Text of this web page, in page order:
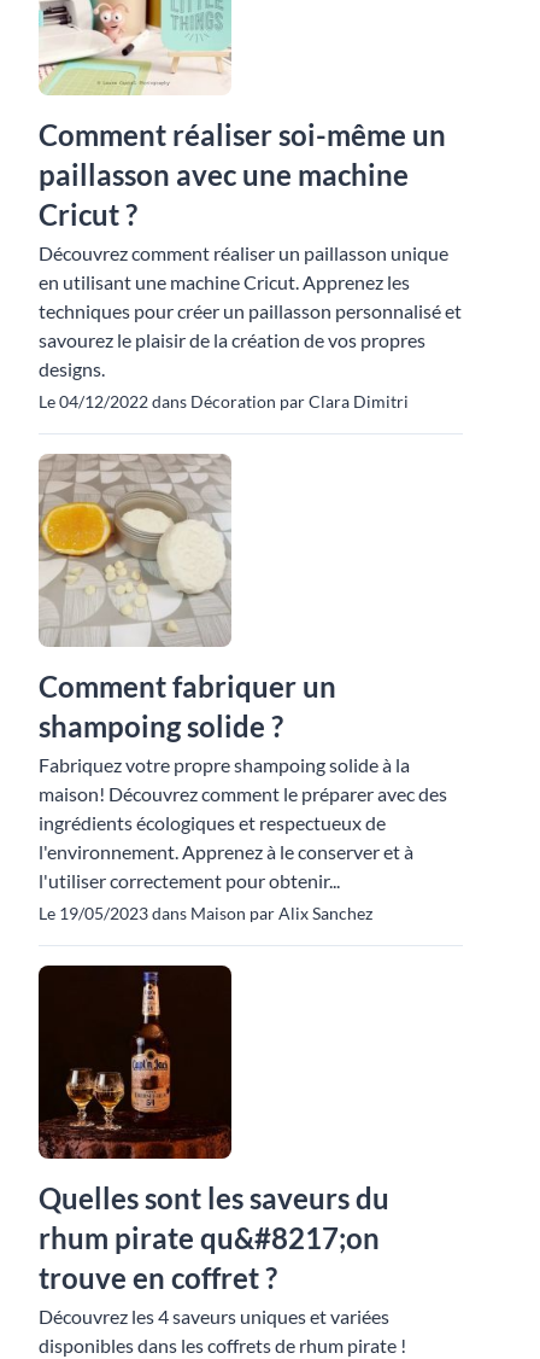
Comment réaliser soi-même un
paillasson avec une machine
Cricut ?
Découvrez comment réaliser un paillasson unique
en utilisant une machine Cricut. Apprenez les
techniques pour créer un paillasson personnalisé et
savourez le plaisir de la création de vos propres
designs.
Le 04/12/2022 dans Décoration par Clara Dimitri
Comment fabriquer un
shampoing solide ?
Fabriquez votre propre shampoing solide à la
maison! Découvrez comment le préparer avec des
ingrédients écologiques et respectueux de
l'environnement. Apprenez à le conserver et à
l'utiliser correctement pour obtenir...
Le 19/05/2023 dans Maison par Alix Sanchez
Quelles sont les saveurs du
rhum pirate qu&#8217;on
trouve en coffret ?
Découvrez les 4 saveurs uniques et variées
disponibles dans les coffrets de rhum pirate !